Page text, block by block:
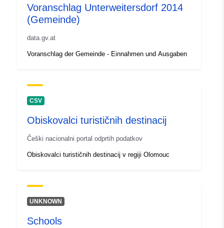
Voranschlag Unterweitersdorf 2014
(Gemeinde)
data.gv.at
Voranschlag der Gemeinde - Einnahmen und Ausgaben
CSV
Obiskovalci turističnih destinacij
Češki nacionalni portal odprtih podatkov
Obiskovalci turističnih destinacij v regiji Olomouc
UNKNOWN
Schools